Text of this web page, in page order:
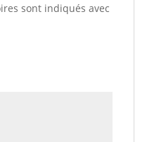
sont indiqués avec